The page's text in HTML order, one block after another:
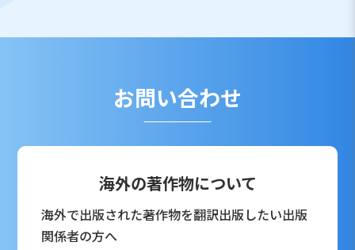
お問い合わせ
海外の著作物について
海外で出版された著作物を翻訳出版したい出版
関係者の方へ